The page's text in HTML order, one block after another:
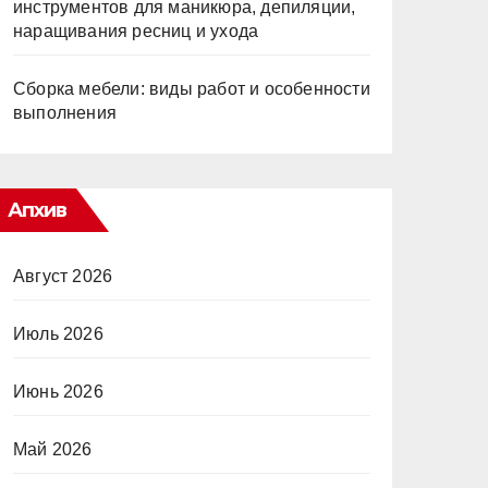
инструментов для маникюра, депиляции,
наращивания ресниц и ухода
Сборка мебели: виды работ и особенности
выполнения
Апхив
Август 2026
Июль 2026
Июнь 2026
Май 2026